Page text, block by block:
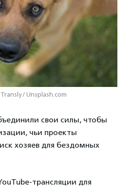
/ Unsplash.com
свои силы, чтобы
чьи проекты
хозяев для бездомных
трансляции для